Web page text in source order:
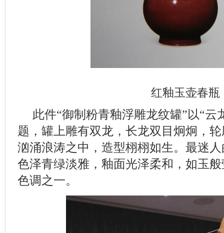
红釉玉壶春瓶
此件“御制粉青釉浮雕龙纹罐”以“云
题，罐上雕有双龙，长龙双目炯炯，
汹涌浪涛之中，造型栩栩如生。最迷
色泽青绿淡雅，釉面光泽柔和，如玉
色调之一。